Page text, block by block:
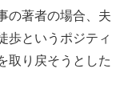
の著者の場合、夫
歩というポジティ
取り戻そうとした